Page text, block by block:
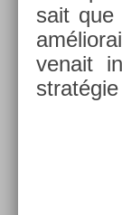
sait que
venait